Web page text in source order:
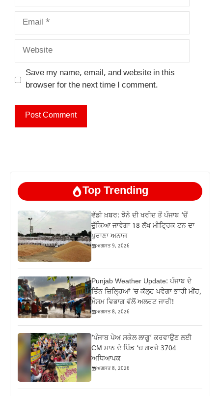
Email
Website
Save my name, email, and website in this
browser for the next time I comment.
Top Trending
ਵੱਡੀ ਖ਼ਬਰ: ਝੋਨੇ ਦੀ ਖਰੀਦ ਤੋਂ ਪੰਜਾਬ ‘ਚੋਂ
ਚੁੱਕਿਆ ਜਾਵੇਗਾ 18 ਲੱਖ ਮੀਟ੍ਰਿਕ ਟਨ ਦਾ
ਪੁਰਾਣਾ ਅਨਾਜ
ਅਗਸਤ 9, 2026
Punjab Weather Update: ਪੰਜਾਬ ਦੇ
ਤਿੰਨ ਜ਼‍ਿਲ੍ਹਿਆਂ ‘ਚ ਕੱਲ੍ਹ ਪਵੇਗਾ ਭਾਰੀ ਮੀਂਹ,
ਮੌਸਮ ਵਿਭਾਗ ਵੱਲੋਂ ਅਲਰਟ ਜਾਰੀ!
ਅਗਸਤ 8, 2026
‘ਪੰਜਾਬ ਪੇਅ ਸਕੇਲ ਲਾਗੂ’ ਕਰਵਾਉਣ ਲਈ
CM ਮਾਨ ਦੇ ਪਿੰਡ ‘ਚ ਗਰਜੇ 3704
ਅਧਿਆਪਕ
ਅਗਸਤ 8, 2026